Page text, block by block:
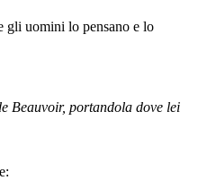
gli uomini lo pensano e lo
Beauvoir, portandola dove lei